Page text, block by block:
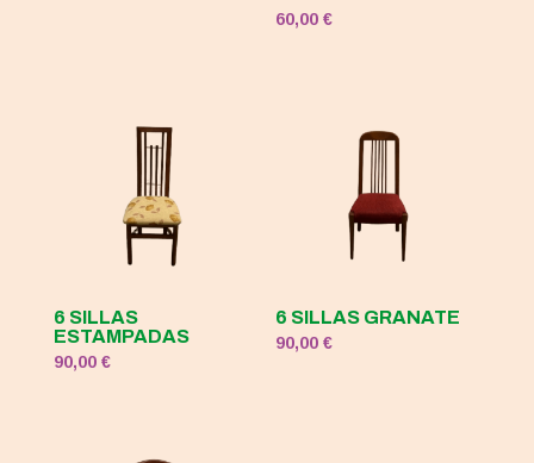
60,00€
6 SILLAS
ESTAMPADAS
90,00 €
6 SILLAS GRANATE
90,00€